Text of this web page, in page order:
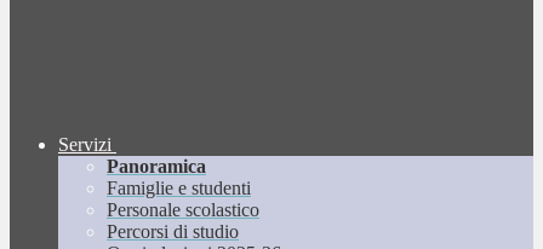
Servizi
Panoramica
Famiglie e studenti
Personale scolastico
Percorsi di studio